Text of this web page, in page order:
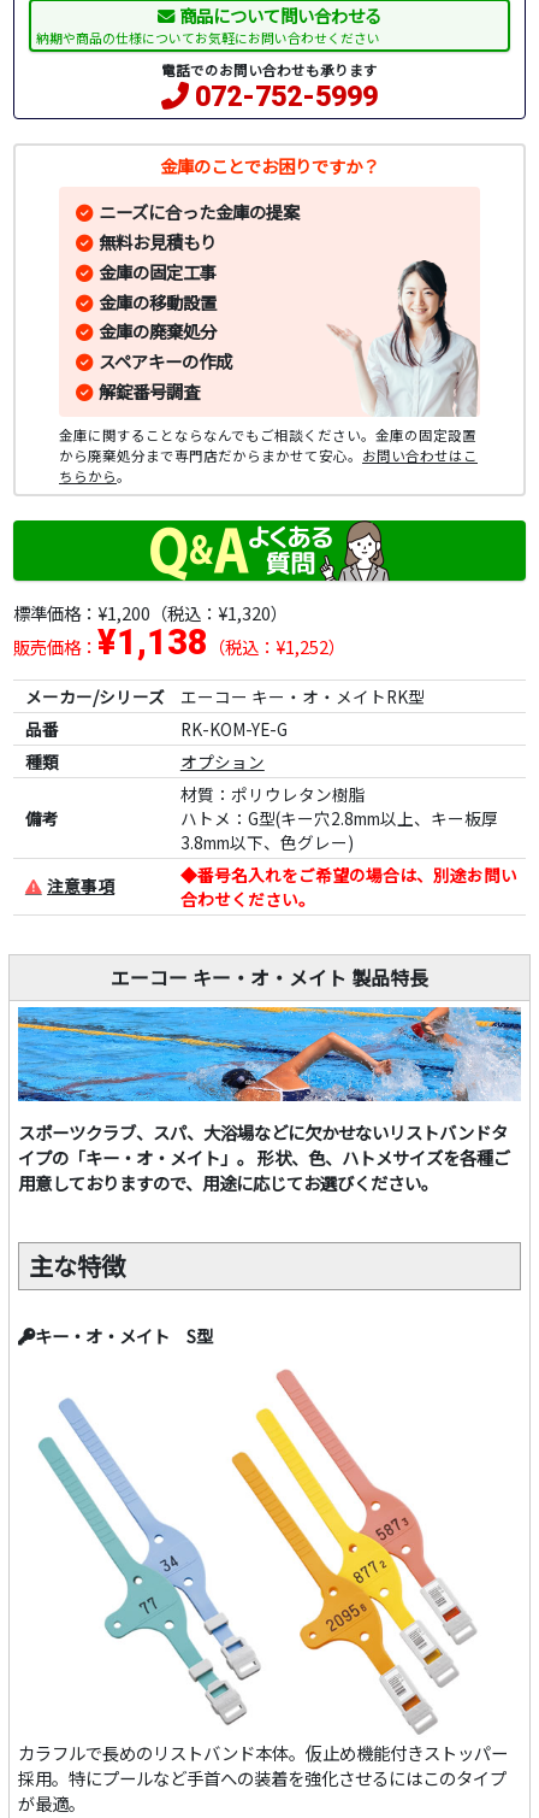
標準価格： ¥1,200 （税込：¥1,320）
販売価格： ¥1,138 （税込：¥1,252）
メーカー/シリーズ
エーコー キー・オ・メイトRK型
品番
RK-KOM-YE-G
種類
オプション
備考
材質：ポリウレタン樹脂
ハトメ：G型(キー穴2.8mm以上、キー板厚
3.8mm以下、色グレー)
注意事項
◆番号名入れをご希望の場合は、別途お問い
合わせください。
商品について問い合わせる
納期や商品の仕様についてお気軽にお問い合わせください
電話でのお問い合わせも承ります
072-752-5999
金庫のことでお困りですか？
ニーズに合った金庫の提案
無料お見積もり
金庫の固定工事
金庫の移動設置
金庫の廃棄処分
スペアキーの作成
解錠番号調査
金庫に関することならなんでもご相談ください。金庫の固定設置
から廃棄処分まで専門店だからまかせて安心。 お問い合わせはこ
ちらから。
エーコー キー・オ・メイト 製品特長
スポーツクラブ、スパ、大浴場などに欠かせないリストバンドタ
イプの「キー・オ・メイト」。 形状、色、ハトメサイズを各種ご
用意しておりますので、用途に応じてお選びください。
主な特徴
キー・オ・メイト S型
カラフルで長めのリストバンド本体。仮止め機能付きストッパー
採用。特にプールなど手首への装着を強化させるにはこのタイプ
が最適。